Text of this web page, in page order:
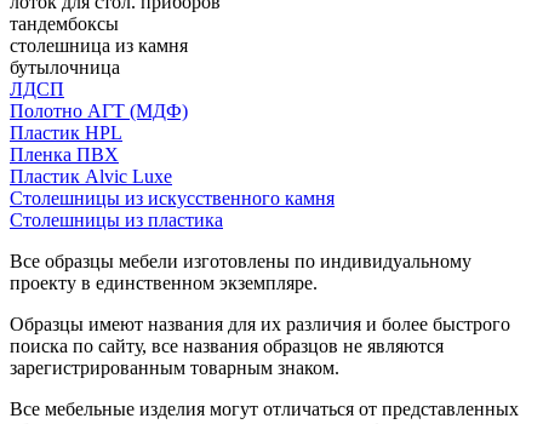
тандембоксы
столешница из камня
бутылочница
ЛДСП
Полотно АГТ (МДФ)
Пластик HPL
Пленка ПВХ
Пластик Alvic Luxe
Столешницы из искусственного камня
Столешницы из пластика
Все образцы мебели изготовлены по индивидуальному
проекту в единственном экземпляре.
Образцы имеют названия для их различия и более быстрого
поиска по сайту, все названия образцов не являются
зарегистрированным товарным знаком.
Все мебельные изделия могут отличаться от представленных